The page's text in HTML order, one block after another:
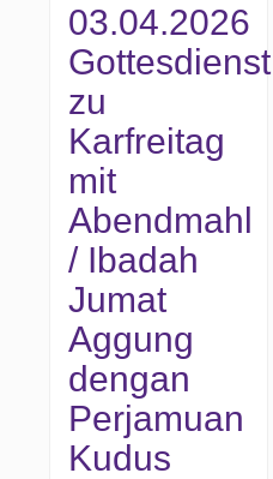
03.04.2026
Gottesdienst
zu
Karfreitag
mit
Abendmahl
/ Ibadah
Jumat
Aggung
dengan
Perjamuan
Kudus